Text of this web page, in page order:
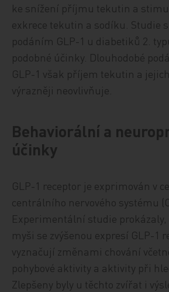
ke snížení příjmu tekutin a
exkrece tekutin a sodíku. Studie
podáním GLP-1 u diabetiků 2.
podobné účinky. Dlouhodobé
GLP-1 však příjem tekutin a
výrazněji neovlivňuje.
Behaviorální a
účinky
GLP-1 receptor je exprimován v
centrálního nervového systému
Experimentální studie
myši se zvýšenou expresí GLP-1
vyznačují změnami chování
pohybové aktivity a aktivity při
Zlepšeny byly u těchto zvířat i